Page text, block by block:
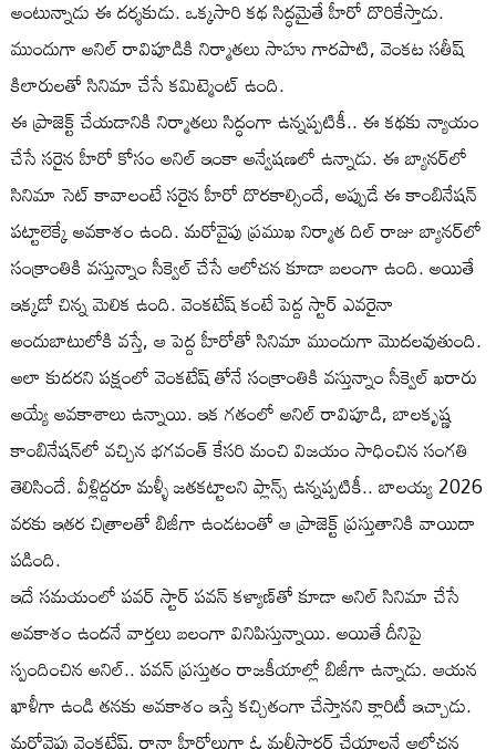
అంటున్నాడు ఈ దర్శకుడు. ఒక్కసారి కథ సిద్ధమైతే హీరో దొరికేస్తాడు.
ముందుగా అనిల్ రావిపూడికి నిర్మాతలు సాహు గారపాటి, వెంకట సతీష్
కిలారులతో సినిమా చేసే కమిట్మెంట్ ఉంది.
ఈ ప్రాజెక్ట్ చేయడానికి నిర్మాతలు సిద్ధంగా ఉన్నప్పటికీ.. ఈ కథకు న్యాయం
చేసే సరైన హీరో కోసం అనిల్ ఇంకా అన్వేషణలో ఉన్నాడు. ఈ బ్యానర్‌లో
సినిమా సెట్ కావాలంటే సరైన హీరో దొరకాల్సిందే, అప్పుడే ఈ కాంబినేషన్
పట్టాలెక్కే అవకాశం ఉంది. మరోవైపు ప్రముఖ నిర్మాత దిల్ రాజు బ్యానర్‌లో
సంక్రాంతికి వస్తున్నాం సీక్వెల్ చేసే ఆలోచన కూడా బలంగా ఉంది. అయితే
ఇక్కడో చిన్న మెలిక ఉంది. వెంకటేష్ కంటే పెద్ద స్టార్ ఎవరైనా
అందుబాటులోకి వస్తే, ఆ పెద్ద హీరోతో సినిమా ముందుగా మొదలవుతుంది.
అలా కుదరని పక్షంలో వెంకటేష్ తోనే సంక్రాంతికి వస్తున్నాం సీక్వెల్ ఖరారు
అయ్యే అవకాశాలు ఉన్నాయి. ఇక గతంలో అనిల్ రావిపూడి, బాలకృష్ణ
కాంబినేషన్‌లో వచ్చిన భగవంత్ కేసరి మంచి విజయం సాధించిన సంగతి
తెలిసిందే. వీళ్లిద్దరూ మళ్ళీ జతకట్టాలని ప్లాన్స్ ఉన్నప్పటికీ.. బాలయ్య 2026
వరకు ఇతర చిత్రాలతో బిజీగా ఉండటంతో ఆ ప్రాజెక్ట్ ప్రస్తుతానికి వాయిదా
పడింది.
ఇదే సమయంలో పవర్ స్టార్ పవన్ కళ్యాణ్‌తో కూడా అనిల్ సినిమా చేసే
అవకాశం ఉందనే వార్తలు బలంగా వినిపిస్తున్నాయి. అయితే దీనిపై
స్పందించిన అనిల్.. పవన్ ప్రస్తుతం రాజకీయాల్లో బిజీగా ఉన్నాడు. ఆయన
ఖాళీగా ఉండి తనకు అవకాశం ఇస్తే కచ్చితంగా చేస్తానని క్లారిటీ ఇచ్చాడు.